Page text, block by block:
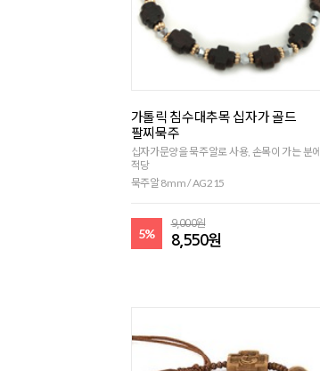
가톨릭 침수대추목 십자가 골드
팔찌묵주
십자가문양을 묵주알로 사용, 손목이 가는 분에
적당
묵주알 8mm / AG215
5%
9,000원
8,550원